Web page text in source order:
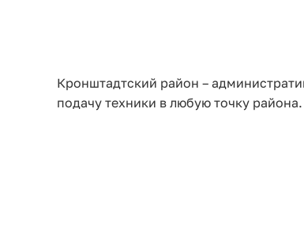
Кронштадтский район –
подачу техники в любую точку района.